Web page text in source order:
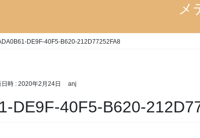
メ
DE9F-40F5-B620-212D77252FA8
日時 : 2020年2月24日 anj
DE9F-40F5-B620-